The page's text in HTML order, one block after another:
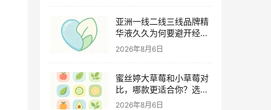
亚洲一线二线三线品牌精
华液久久为何要避开经期
（激素变化与皮肤敏感度
关联）
2026年8月6日
蜜丝婷大草莓和小草莓对
比，哪款更适合你？选购
指南全解析
2026年8月6日